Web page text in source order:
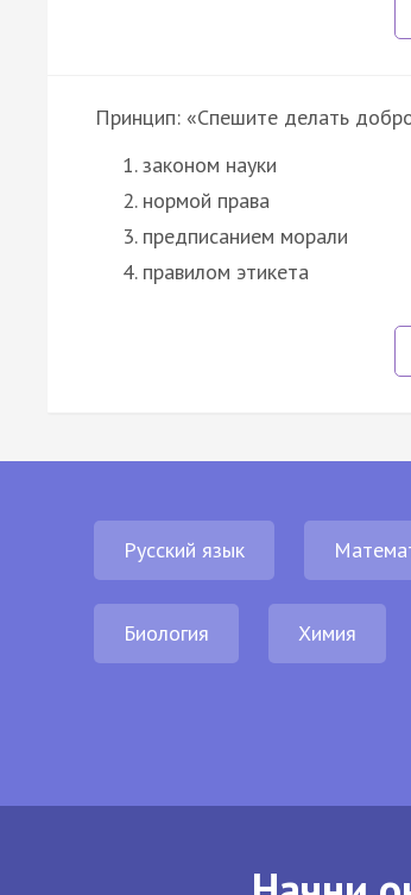
Принцип: «Спешите делать
законом науки
нормой права
предписанием морали
правилом этикета
Русский язык
Биология Химия